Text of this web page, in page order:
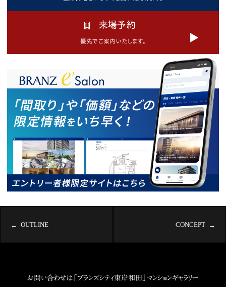
来場予約
優先でご案内いたします。
OUTLINE CONCEPT
お問い合わせは「ブランズシティ東岸和田」マンションギャラリー